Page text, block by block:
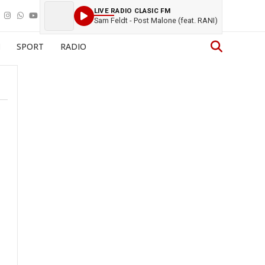
LIVE RADIO CLASIC FM
Sam Feldt - Post Malone (feat. RANI)
SPORT RADIO